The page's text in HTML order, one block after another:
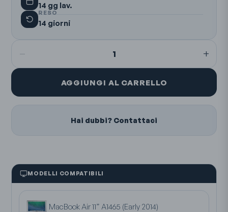
14 gg lav.
RESO
14 giorni
− 1 +
AGGIUNGI AL CARRELLO
Hai dubbi? Contattaci
MODELLI COMPATIBILI
MacBook Air 11” A1465 (Early 2014)